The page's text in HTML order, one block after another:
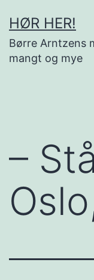
til
innhold
HØR HER!
Børre Arntzens
mangt og mye
–